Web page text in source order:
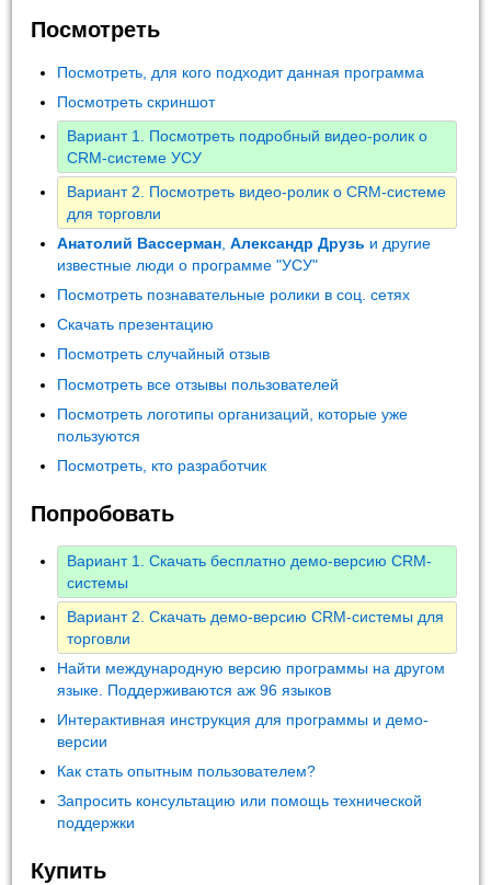
Посмотреть
Посмотреть, для кого подходит данная программа
Посмотреть скриншот
Вариант 1. Посмотреть подробный видео-ролик о
CRM-системе УСУ
Вариант 2. Посмотреть видео-ролик о CRM-системе
для торговли
Анатолий Вассерман ,Александр Друзь и другие
известные люди о программе "УСУ"
Посмотреть познавательные ролики в соц. сетях
Скачать презентацию
Посмотреть случайный отзыв
Посмотреть все отзывы пользователей
Посмотреть логотипы организаций, которые уже
пользуются
Посмотреть, кто разработчик
Попробовать
Вариант 1. Скачать бесплатно демо-версию CRM-
системы
Вариант 2. Скачать демо-версию CRM-системы для
торговли
Найти международную версию программы на другом
языке. Поддерживаются аж 96 языков
Интерактивная инструкция для программы и демо-
версии
Как стать опытным пользователем?
Запросить консультацию или помощь технической
поддержки
Купить